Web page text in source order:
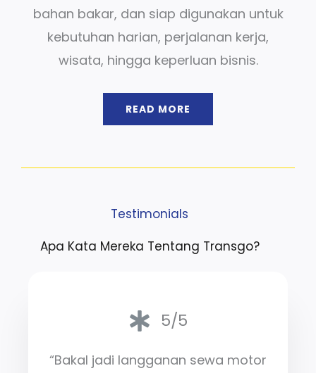
bahan bakar, dan siap digunakan untuk
kebutuhan harian, perjalanan kerja,
wisata, hingga keperluan bisnis.
READ MORE
Testimonials
Apa Kata Mereka Tentang Transgo?
5/5
“Bakal jadi langganan sewa motor